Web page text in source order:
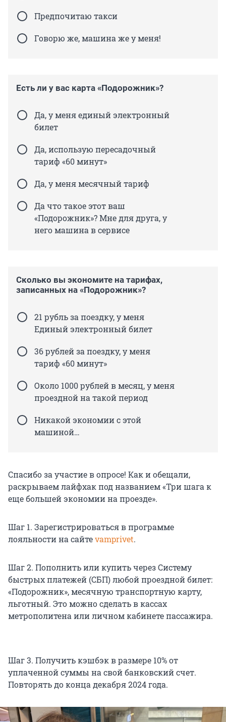
Предпочитаю такси
Говорю же, машина же у меня!
Есть ли у вас карта «Подорожник»?
Да, у меня единый электронный
билет
Да, использую пересадочный
тариф «60 минут»
Да, у меня месячный тариф
Да что такое этот ваш
«Подорожник»? Мне для друга, у
него машина в сервисе
Сколько вы экономите на тарифах,
записанных на «Подорожник»?
21 рубль за поездку, у меня
Единый электронный билет
36 рублей за поездку, у меня
тариф «60 минут»
Около 1000 рублей в месяц, у меня
проездной на такой период
Никакой экономии с этой
машиной…
Спасибо за участие в опросе! Как и обещали,
раскрываем лайфхак под названием «Три шага к
еще большей экономии на проезде».
Шаг 1. Зарегистрироваться в программе
лояльности на сайтеvamprivet.
Шаг 2. Пополнить или купить через Систему
быстрых платежей (СБП) любой проездной билет:
«Подорожник», месячную транспортную карту,
льготный. Это можно сделать в кассах
метрополитена или личном кабинете пассажира.
Шаг 3. Получить кэшбэк в размере 10% от
уплаченной суммы на свой банковский счет.
Повторять до конца декабря 2024 года.